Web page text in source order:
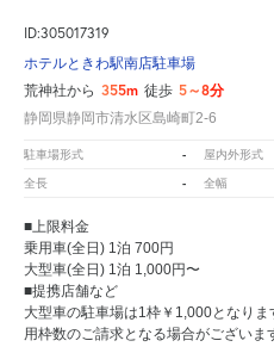
ID:305017319
ホテルときわ駅南店駐車場
荒神社から 355m 徒歩 5～8分
静岡県静岡市清水区島崎町2-6
駐車場形式 - 屋内外形式
全長 - 全幅
■上限料金
乗用車(全日) 1泊 700円
大型車(全日) 1泊 1,000円〜
■提携店舗など
大型車の駐車場は1枠￥1,000となり
用枠数のご請求となる場合がございま